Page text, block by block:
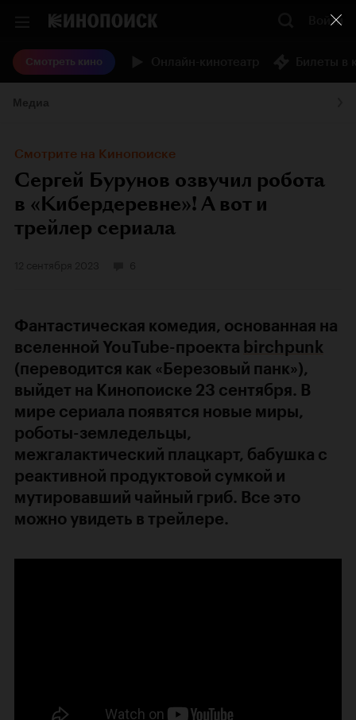
Войти
Смотреть кино
Смотрите на Кинопоиске
Сергей Бурунов озвучил робота
в «Кибердеревне»! А вот и
трейлер сериала
Фантастическая комедия, основанная на
вселенной YouTube-проекта birchpunk
(переводится как «Березовый панк»),
выйдет на Кинопоиске 23 сентября. В
мире сериала появятся новые миры,
роботы-земледельцы,
межгалактический плацкарт, бабушка с
реактивной продуктовой сумкой и
мутировавший чайный гриб. Все это
можно увидеть в трейлере.